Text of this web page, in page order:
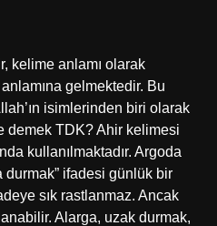
kelime anlamı olarak
anlamına gelmektedir. Bu
isimlerinden biri olarak
demek TDK? Ahir kelimesi
kullanılmaktadır. Argoda
durmak” ifadesi günlük bir
sık rastlanmaz. Ancak
Alarga, uzak durmak,